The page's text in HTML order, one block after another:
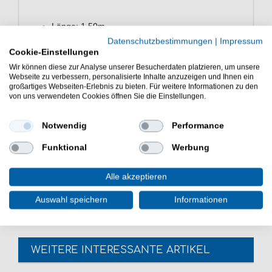
Länge: 1,50m
Schnurstärke: 0,40mm / Seitenarme 0,35mm
Hakengröße: 4
Anzahl der Haken: 6
Inhalt: 1 Stück
Heringsangeln in Dänemark, Norwegen oder
Deutschland.
WEITERE INTERESSANTE ARTIKEL
Datenschutzbestimmungen | Impressum
Cookie-Einstellungen
Wir können diese zur Analyse unserer Besucherdaten platzieren, um unsere
Webseite zu verbessern, personalisierte Inhalte anzuzeigen und Ihnen ein
großartiges Webseiten-Erlebnis zu bieten. Für weitere Informationen zu den
von uns verwendeten Cookies öffnen Sie die Einstellungen.
Notwendig Performance
Funktional Werbung
Alle akzeptieren
Auswahl speichern Informationen